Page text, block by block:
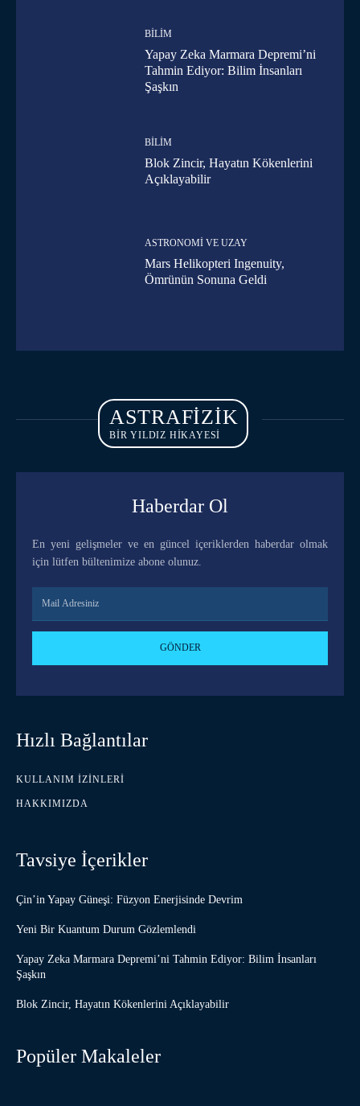
BILIM
Yapay Zeka Marmara Depremi’ni
Tahmin Ediyor: Bilim İnsanları
Şaşkın
BILIM
Blok Zincir, Hayatın Kökenlerini
Açıklayabilir
ASTRONOMI VE UZAY
Mars Helikopteri Ingenuity,
Ömrünün Sonuna Geldi
ASTRAFIZIK
BİR YILDIZ HİKAYESİ
Haberdar Ol
En yeni gelişmeler ve en güncel içeriklerden haberdar olmak
için lütfen bültenimize abone olunuz.
GÖNDER
Hızlı Bağlantılar
KULLANIM İZINLERI
HAKKIMIZDA
Tavsiye İçerikler
Çin’in Yapay Güneşi: Füzyon Enerjisinde Devrim
Yeni Bir Kuantum Durum Gözlemlendi
Yapay Zeka Marmara Depremi’ni Tahmin Ediyor: Bilim İnsanları
Şaşkın
Blok Zincir, Hayatın Kökenlerini Açıklayabilir
Popüler Makaleler